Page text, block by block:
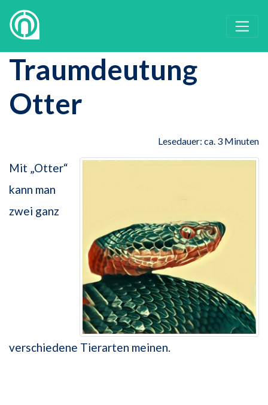
Traumdeutung
Otter
Lesedauer: ca. 3 Minuten
Mit „Otter“
kann man
zwei ganz
verschiedene Tierarten meinen.